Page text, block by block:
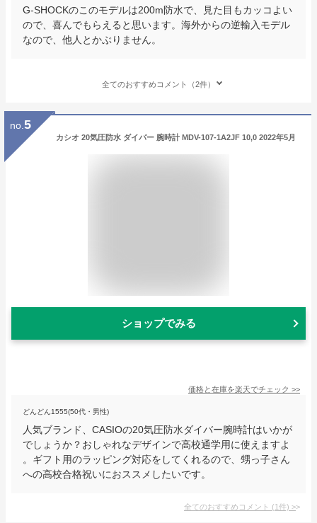
G-SHOCKのこのモデルは200m防水で、見た目もカッコよい
ので、喜んでもらえると思います。海外からの逆輸入モデル
なので、他人とかぶりません。
全てのおすすめコメント（2件）
no. 5
カシオ 20気圧防水 ダイバー 腕時計 MDV-107-1A2JF 10,0 2022年5月
ショップでみる
価格と在庫を楽天でチェック >>
どんどん1555(50代・男性)
人気ブランド、CASIOの20気圧防水ダイバー腕時計はいかが
でしょうか？おしゃれなデザインで高校通学用に使えますよ
。ギフト用のラッピング対応をしてくれるので、甥っ子さん
への高校合格祝いにおススメしたいです。
全てのおすすめコメント (1件) >